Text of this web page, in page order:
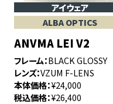
アイウェア
ALBA OPTICS
ANVMA LEI V2
フレーム BLACK GLOSSY
レンズ VZUM F-LENS
本体価格 ¥24,000
税込価格 ¥26,400